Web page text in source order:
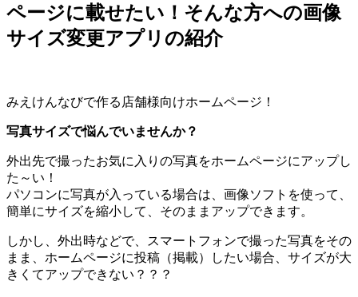
ページに載せたい！そんな方への画像
サイズ変更アプリの紹介
みえけんなびで作る店舗様向けホームページ！
写真サイズで悩んでいませんか？
外出先で撮ったお気に入りの写真をホームページにアップし
た～い！
パソコンに写真が入っている場合は、画像ソフトを使って、
簡単にサイズを縮小して、そのままアップできます。
しかし、外出時などで、スマートフォンで撮った写真をその
まま、ホームページに投稿（掲載）したい場合、サイズが大
きくてアップできない？？？